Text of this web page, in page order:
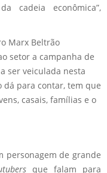
cadeia econômica”,
Marx Beltrão
setor a campanha de
ser veiculada nesta
dá para contar, tem que
casais, famílias e o
personagem de grande
que falam para